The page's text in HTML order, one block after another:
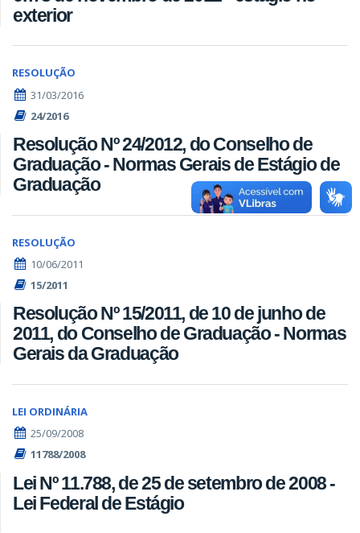
exterior
RESOLUÇÃO
31/03/2016
24/2016
Resolução Nº 24/2012, do Conselho de
Graduação - Normas Gerais de Estágio de
Graduação
RESOLUÇÃO
10/06/2011
15/2011
Resolução Nº 15/2011, de 10 de junho de
2011, do Conselho de Graduação - Normas
Gerais da Graduação
LEI ORDINÁRIA
25/09/2008
11788/2008
Lei Nº 11.788, de 25 de setembro de 2008 -
Lei Federal de Estágio